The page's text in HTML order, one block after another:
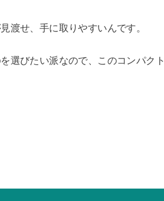
渡せ、手に取りやすいんです。
選びたい派なので、このコンパクト